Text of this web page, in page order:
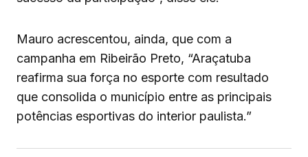
Mauro acrescentou, ainda, que com a
campanha em Ribeirão Preto, “Araçatuba
reafirma sua força no esporte com resultado
que consolida o município entre as principais
potências esportivas do interior paulista.”